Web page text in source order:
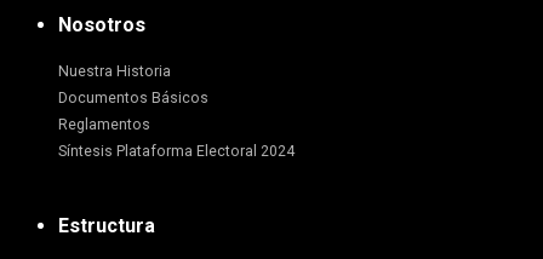
Nosotros
Nuestra Historia
Documentos Básicos
Reglamentos
Síntesis Plataforma Electoral 2024
Estructura